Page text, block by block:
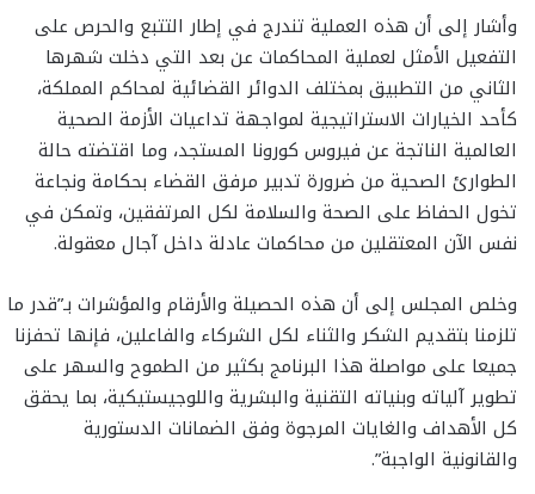
وأشار إلى أن هذه العملية تندرج في إطار التتبع والحرص على
التفعيل الأمثل لعملية المحاكمات عن بعد التي دخلت شهرها
الثاني من التطبيق بمختلف الدوائر القضائية لمحاكم المملكة،
كأحد الخيارات الاستراتيجية لمواجهة تداعيات الأزمة الصحية
العالمية الناتجة عن فيروس كورونا المستجد، وما اقتضته حالة
الطوارئ الصحية من ضرورة تدبير مرفق القضاء بحكامة ونجاعة
تخول الحفاظ على الصحة والسلامة لكل المرتفقين، وتمكن في
نفس الآن المعتقلين من محاكمات عادلة داخل آجال معقولة.
وخلص المجلس إلى أن هذه الحصيلة والأرقام والمؤشرات بـ”قدر ما
تلزمنا بتقديم الشكر والثناء لكل الشركاء والفاعلين، فإنها تحفزنا
جميعا على مواصلة هذا البرنامج بكثير من الطموح والسهر على
تطوير آلياته وبنياته التقنية والبشرية واللوجيستيكية، بما يحقق
كل الأهداف والغايات المرجوة وفق الضمانات الدستورية
والقانونية الواجبة”.